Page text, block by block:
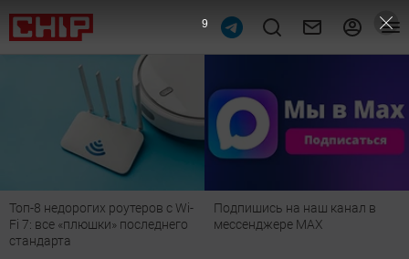
Топ-8 недорогих роутеров с Wi-
Fi 7: все «плюшки» последнего
стандарта
Подпишись на наш канал в
мессенджере МАХ
8